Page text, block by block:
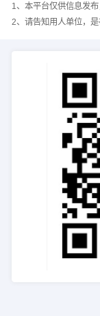
1、本平台仅供信息发
2、请告知用人单位，是